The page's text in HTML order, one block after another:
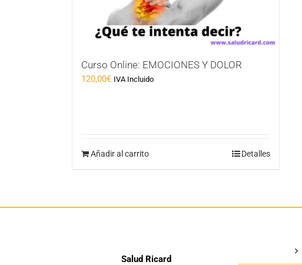
Curso Online: EMOCIONES Y DOLOR
120,00€ IVA Incluido
Añadir al carrito Detalles
Salud Ricard